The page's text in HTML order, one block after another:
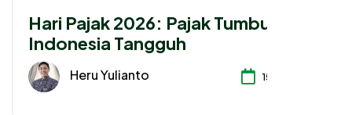
Hari Pajak 2026: Pajak Tumbuh,
Indonesia Tangguh
Heru Yulianto 15-07-2026